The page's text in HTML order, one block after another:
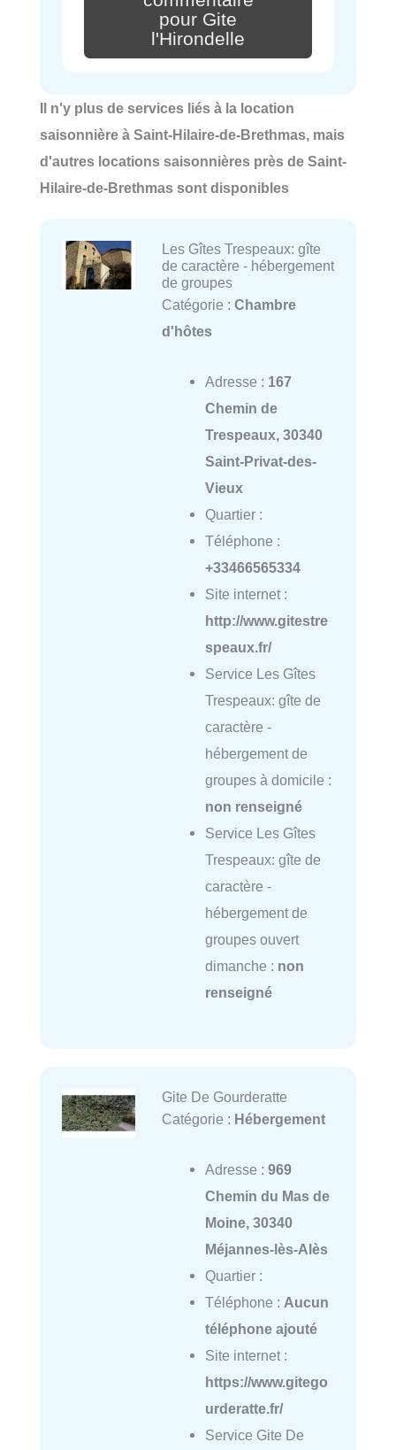
pour Gite
l'Hirondelle
Il n'y plus de services liés à la location
saisonnière à Saint-Hilaire-de-Brethmas, mais
d'autres locations saisonnières près de Saint-
Hilaire-de-Brethmas sont disponibles
Les Gîtes Trespeaux: gîte
de caractère - hébergement
de groupes
Catégorie : Chambre
d'hôtes
Adresse : 167
Chemin de
Trespeaux, 30340
Saint-Privat-des-
Vieux
Quartier :
Téléphone :
+33466565334
Site internet :
http://www.gitestre
speaux.fr/
Service Les Gîtes
Trespeaux: gîte de
caractère -
hébergement de
groupes à domicile :
non renseigné
Service Les Gîtes
Trespeaux: gîte de
caractère -
hébergement de
groupes ouvert
dimanche : non
renseigné
Gite De Gourderatte
Catégorie : Hébergement
Adresse : 969
Chemin du Mas de
Moine, 30340
Méjannes-lès-Alès
Quartier :
Téléphone : Aucun
téléphone ajouté
Site internet :
https://www.gitego
urderatte.fr/
Service Gite De